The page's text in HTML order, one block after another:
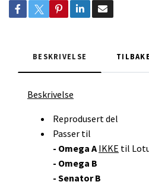
BESKRIVELSE
Beskrivelse
Reprodusert del
Passer til
- Omega AIKKE til
- Omega B
- Senator B